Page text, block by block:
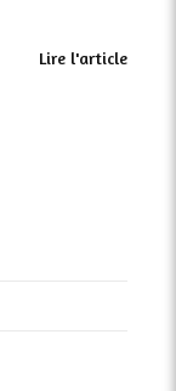
Lire l'article